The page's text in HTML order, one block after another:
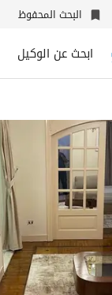
البحث المحفوظ
ابحث عن الوكيل